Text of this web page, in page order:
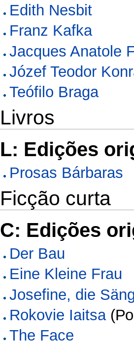
Edith Nesbit
Franz Kafka
Jacques Anatole
Józef Teodor
Teófilo Braga
Livros
L: Edições
Prosas Bárbaras
Ficção curta
C: Edições
Der Bau
Eine Kleine Frau
Josefine, die
Rokovie Iaitsa
The Face